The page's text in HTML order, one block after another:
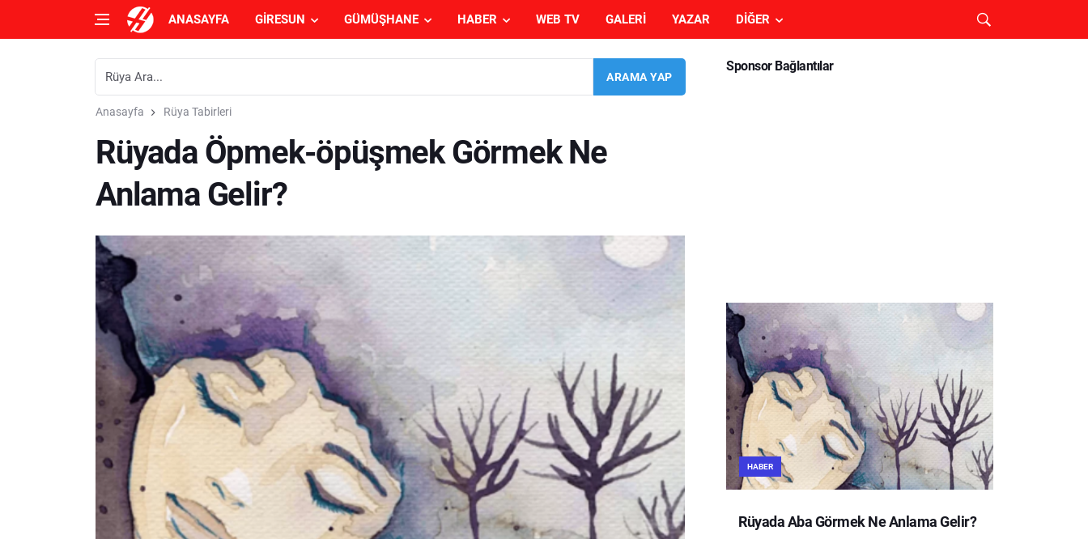
ANASAYFA GIRESUN GÜMÜŞHANE HABER WEB TV GALERI YAZAR DIĞER
Anasayfa Rüya Tabirleri
Rüyada Öpmek-öpüşmek Görmek Ne
Anlama Gelir?
Sponsor Bağlantılar
HABER
Rüyada Aba Görmek Ne Anlama Gelir?